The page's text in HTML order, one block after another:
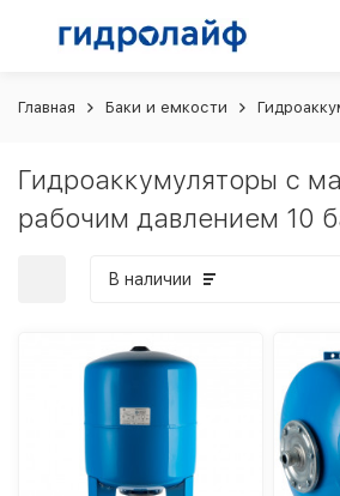
Главная Баки и емкости
Гидроаккумуляторы с
рабочим давлением 10
В наличии